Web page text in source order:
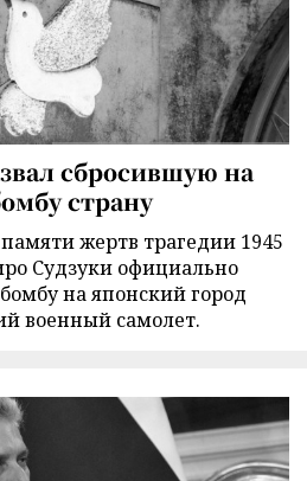
сбросившую на
страну
жертв трагедии 1945
Судзуки официально
на японский город
военный самолет.